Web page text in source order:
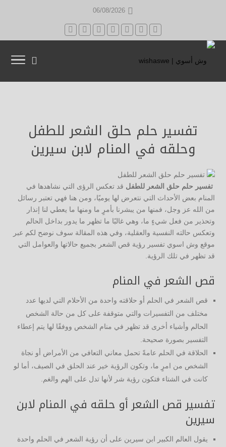
06/08/2026
تفسير حلم حلق الشعر للطفل
وحلقه في المنام لابن سيرين
تفسير حلم حلق الشعر للطفل قد تعكس الرؤى التي نشاهدها في
المنام بعض الأحداث التي نتعرض لها يوميًا، ومن هنا فهي تعتبر رسائل
من الله عز وجل، فمنها من يبشرنا بأمرٍ ما ومنها ما يعطي لنا إنذار
وتحذير من فعل شيءٍ ما، وهي غالبًا ما تظهر ما يدور بداخل الحالم
وتعكس حالته النفسية والعقلية، وفي هذه المقالة سوف نوضح لكم عبر
موقع وش اسوي تفسير رؤية قص الشعر بجميع حالاتها والعوامل التي
قد تظهر في تلك الرؤية.
قص الشعر في المنام
قص الشعر في الحلم أو حلاقته واحدة من الأحلام التي لديها عدد
مختلف من التفسيرات والتي متوقفة على كل من حالة الشخص
الحالم وأشياء أخرى قد تظهر في منام الشخص ووفقًا لها يتم إعطاء
التفسير بصورة صحيحة.
الحلاقة في الحلم عامةً تحمل معاني التعافي من الأمراض أو نجاة
الشخص من امرٍ ما، وتكون الرؤية خير عند الحلق في الصيف، أما لو
كانت في الشتاء فتكون رؤية شر لأنها تدل على الهم والغم.
تفسير قص الشعر أو حلقه في المنام لابن
سيرين
يقول العالم الكبير ابن سيرين على أن رؤية الشعر في الحلم واحدة